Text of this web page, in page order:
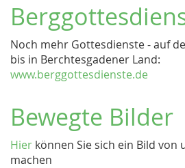
Noch mehr Gottesdienste - auf
bis in Berchtesgadener Land:
www.berggottesdienste.de
Bewegte Bilder
Hier können Sie sich ein Bild von
machen